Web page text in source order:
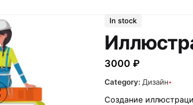
In stock
3000₽
Category: Дизайн
Создание